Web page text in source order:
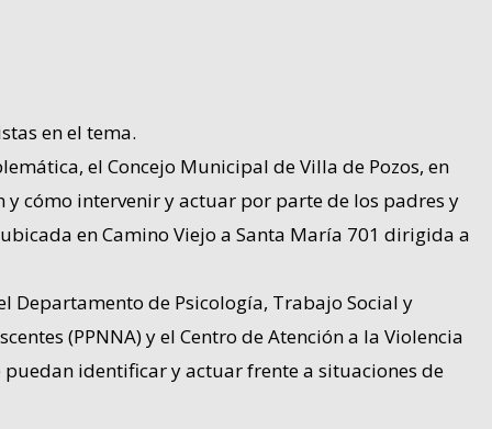
en el tema.
el Concejo Municipal de Villa de Pozos, en
y cómo intervenir y actuar por parte de los padres y
en Camino Viejo a Santa María 701 dirigida a
Departamento de Psicología, Trabajo Social y
(PPNNA) y el Centro de Atención a la Violencia
identificar y actuar frente a situaciones de